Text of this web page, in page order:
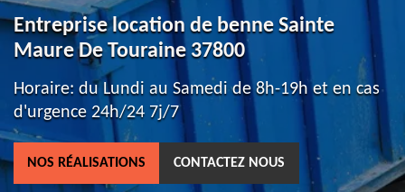
Entreprise location de benne Sainte
Maure De Touraine 37800
Horaire: du Lundi au Samedi de 8h-19h et en cas
d'urgence 24h/24 7j/7
NOS RÉALISATIONS CONTACTEZ NOUS